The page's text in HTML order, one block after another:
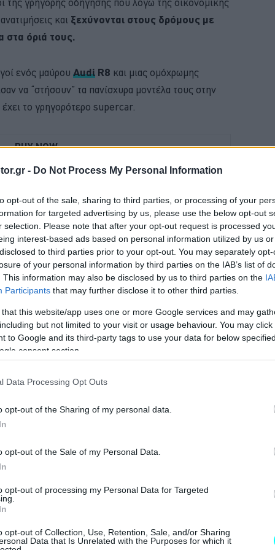
- Do Not Process My Personal Information
opt-out of the sale, sharing to third parties, or processing of your
for targeted advertising by us, please use the below opt-out
selection. Please note that after your opt-out request is processed
interest-based ads based on personal information utilized by us
to third parties prior to your opt-out. You may separately
of your personal information by third parties on the IAB’s list of
This information may also be disclosed by us to third parties on the
Participants that may further disclose it to other third parties.
that this website/app uses one or more Google services and may
but not limited to your visit or usage behaviour. You may
to Google and its third-party tags to use your data for below
consent section.
Data Processing Opt Outs
opt-out of the Sharing of my personal data.
opt-out of the Sale of my Personal Data.
opt-out of processing my Personal Data for Targeted
opt-out of Collection, Use, Retention, Sale, and/or Sharing
Data that Is Unrelated with the Purposes for which it
και ξεχύνονται στους δρόμους με
όριά τους.
ενός μαύρου Audi R8 και μιας ομόχρωμης
να “στήσουν” τα πανίσχυρα μοντέλα τους στην
το γρηγορότερο supercar.
BUY NOW
PUMA ΑΠΟ 21.528 ΕΥΡΩ
VAN ΜΟΝΟ ΜΕ 12 ΕΥΡΩ ΤΟ ΑΤΟΜΟ
MG3 ΑΠΟ 16.450 ΕΥΡΩ
ΤΑ ΝΕΑ ΜΟΝΤΕΛΑ ΤΗΣ BMW
γινόμαστε μάρτυρες τηςκόντρας των δύο
πριν από λίγες μέρες στην
να αναπτύσσουν ταχύτητες που